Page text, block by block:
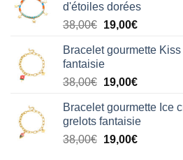
d'étoiles dorées
38,00€ Le
initial
était :
38,00€.
19,00€Le
actuel
19,00€.
Bracelet gourmette
fantaisie
38,00€ Le
initial
était :
38,00€.
19,00€Le
actuel
est :
19,00€.
Bracelet gourmette Ice
grelots fantaisie
38,00€ Le
19,00€Le